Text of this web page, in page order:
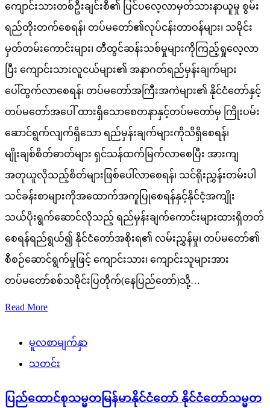
ကျောင်းသားတစ်ဦးချင်းစီ၏ ပြင်ပလေ့လာမှတ်သားနာယူမှု စွမ်း
ရည်တိုးတက်စေရန်၊ တပ်မတော်၏လုပ်ငန်းတာဝန်များ၊ သမိုင်း
မှတ်တမ်းကောင်းများ၊ တီထွင်ဆန်းသစ်မှုများကိုကြည့်ရှုလေ့လာ
ပြီး ကျောင်းသားလူငယ်များ၏ အနာဂတ်ရည်မှန်းချက်များ
ပေါ်ထွက်လာစေရန်၊ တပ်မတော်အကြီးအကဲများ၏ နိုင်ငံတော်နှင့်
တပ်မတော်အပေါ် ထားရှိသောစေတနာနှင့်တပ်မတော်မှ ကြိုးပမ်း
ဆောင်ရွက်လျက်ရှိသော ရည်မှန်းချက်များကိုသိရှိစေရန်၊
မျိုးချစ်စိတ်ဓာတ်များ ရှင်သန်ထက်မြက်လာစေပြီး အားကျ
အတုယူလိုသည့်စိတ်များဖြစ်ပေါ်လာစေရန်၊ သင်ရိုးညွှန်းတမ်းပါ
သင်ခန်းစာများကိုအထောက်အကူပြုစေရန်နှင့်နိုင်ငံ့အကျိုး
သယ်ပိုးရွက်ဆောင်လိုသည့် ရည်မှန်းချက်ကောင်းများထားရှိတတ်
စေရန်ရည်ရွယ်၍ နိုင်ငံတော်အစိုးရ၏ လမ်းညွှန်မှု၊ တပ်မတော်၏
စီစဉ်ဆောင်ရွက်မှုဖြင့် ကျောင်းသား၊ ကျောင်းသူများအား
တပ်မတော်စစ်သမိုင်းပြတိုက်(နေပြည်တော်)သို့…
Read More
မူလစာမျက်နှာ
သတင်း
ပြည်ထောင်စုသမ္မတမြန်မာနိုင်ငံတော် နိုင်ငံတော်သမ္မတ